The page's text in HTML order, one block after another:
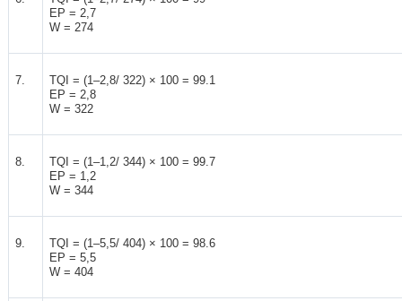
EP = 2,7
W = 274
7.
TQI = (1–2,8/ 322) × 100 = 99.1
EP = 2,8
W = 322
8.
TQI = (1–1,2/ 344) × 100 = 99.7
EP = 1,2
W = 344
9.
TQI = (1–5,5/ 404) × 100 = 98.6
EP = 5,5
W = 404